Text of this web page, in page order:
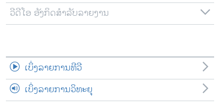
ວີດີໂອ ອັງກິດສຳລັບລາຍງານ
ເບິ່ງລາຍການທີວີ
ເບິ່ງລາຍການວິທະຍຸ